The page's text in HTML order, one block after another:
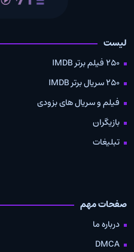
لیست
250 فیلم برتر IMDB
250 سریال برتر IMDB
فیلم و سریال های بزودی
بازیگران
تبلیغات
صفحات مهم
درباره ما
DMCA